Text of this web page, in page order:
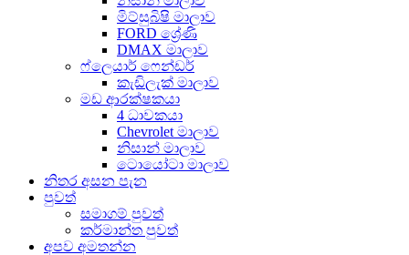
මිට්සුබිෂි මාලාව
FORD ශ්‍රේණි
DMAX මාලාව
ෆ්ලෙයාර් ෆෙන්ඩර්
කැඩිලැක් මාලාව
මඩ ආරක්ෂකයා
4 ධාවකයා
Chevrolet මාලාව
නිසාන් මාලාව
ටොයෝටා මාලාව
නිතර අසන පැන
පුවත්
සමාගම් පුවත්
කර්මාන්ත පුවත්
අපව අමතන්න